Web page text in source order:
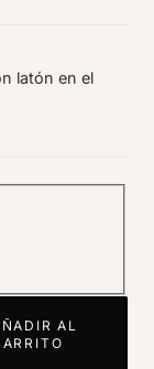
latón en el